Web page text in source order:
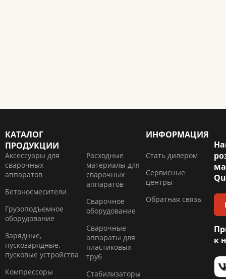
КАТАЛОГ
ПРОДУКЦИИ
Аксессуары для
сварочных
аппаратов
Бетоносмесители
Грузоподъемное
оборудование
Зарядные,
пускозарядные,
пусковые устройства
Компресcоры
Расходные
материалы для
сварочных
аппаратов
Сварочное
оборудование
Сварочные
аппараты для
пластиковых
труб
Стабилизаторы
ИНФОРМАЦИЯ
Стать дилером
Сервисные
центры
Обратная связь
к